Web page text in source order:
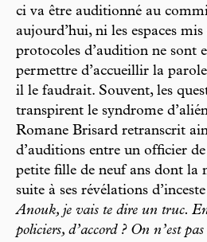
ci va être auditionné au
aujourd’hui, ni les espaces
protocoles d’audition ne sont
permettre d’accueillir la
il le faudrait. Souvent, les
transpirent le syndrome
Romane Brisard retranscrit
d’auditions entre un officier
petite fille de neuf ans dont la
suite à ses révélations
Anouk, je vais te dire un truc.
policiers, d’accord ? On n’est